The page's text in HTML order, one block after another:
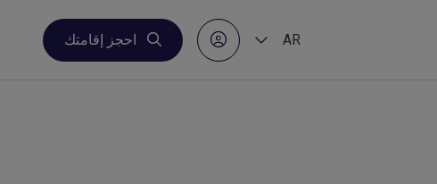
AR احجز إقامتك